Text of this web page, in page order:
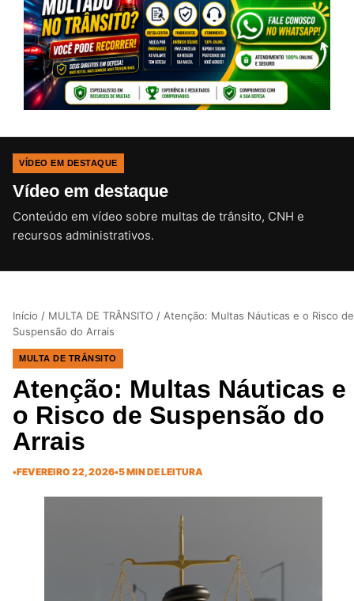
VÍDEO EM DESTAQUE
Vídeo em destaque
Conteúdo em vídeo sobre multas de trânsito, CNH e
recursos administrativos.CLIQUE PARA ATIVAR O SOM
Início / MULTA DE TRÂNSITO / Atenção: Multas Náuticas e o Risco de
Suspensão do Arrais
MULTA DE TRÂNSITO
Atenção: Multas Náuticas e
o Risco de Suspensão do
Arrais
•FEVEREIRO 22, 2026•5 MIN DE LEITURA